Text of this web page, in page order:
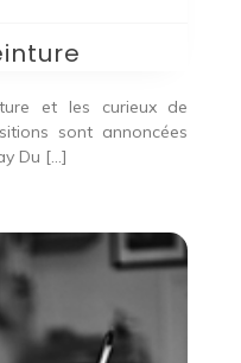
et les curieux de
sont annoncées
Du […]